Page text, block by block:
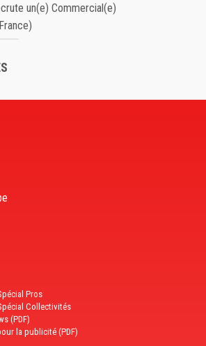
un(e) Commercial(e)
Pros
Collectivités
(PDF)
la publicité (PDF)